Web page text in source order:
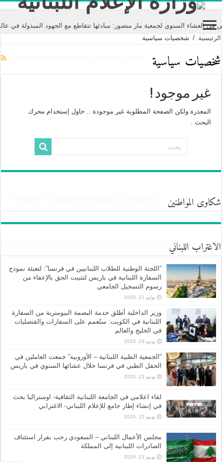
السنوي لجمعية مار منصور: مبادئها تتقاطع مع الجهود المبذولة في عالم
الرئيسية / شخصيات سياسية
شخصيات سياسية
غير موجود !
المعذرة ولكن الصفحة المطلوبة غير موجودة .. حاول إستخدام محرك
البحث .
شكاوى المواطنين
الاغتراب اللبناني
“اللجنة الوطنية للطلاب اللبنانيين في فرنسا”: لتعبئة نموذج
السفارة اللبنانية في باريس لتثبيت الحق بالإعفاء من
رسوم التسجيل الجامعي
يوليو 21, 2026
وزير الداخلية أطلق خدمة البصمة البيومترية من السفارة
اللبنانية في الكويت: ستُعمم على السفارات والقنصليات
في الخليج والعالم
يونيو 28, 2026
“الجمعية الطبية اللبنانية – الأوروبية” جمعت العاملين في
الحقل الطبي في فرنسا خلال عشائها السنوي في باريس
يونيو 23, 2026
لقاء اعلامي في الجامعة اللبنانية الثقافية- اوستراليا بحث
في إنشاء إطار جامع للإعلام اللبناني- الاغترابي
يونيو 15, 2026
مجلس الأعمال اللبناني – السعودي رحب بقرار استئناف
الصادرات اللبنانية إلى المملكة
يونيو 11, 2026